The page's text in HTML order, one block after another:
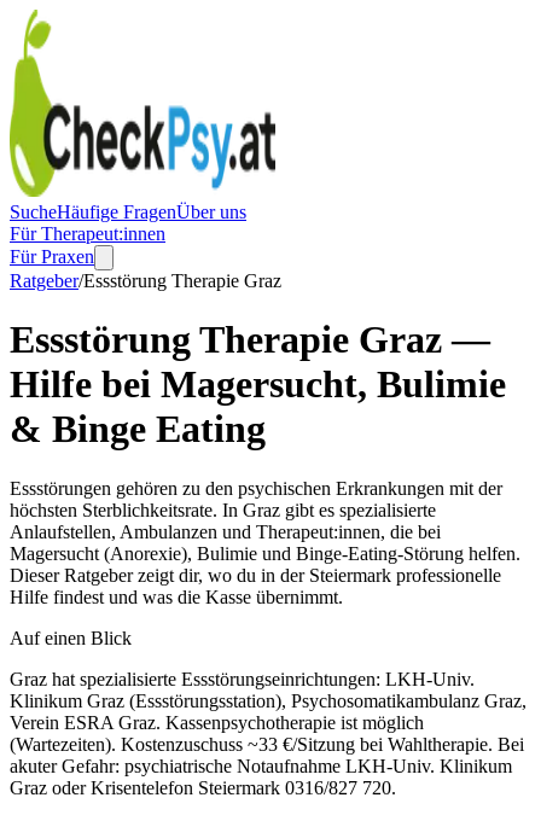
SucheHäufige FragenÜber uns
Für Therapeut:innen
Für Praxen
Ratgeber/Essstörung Therapie Graz
Essstörung Therapie Graz —
Hilfe bei Magersucht, Bulimie
& Binge Eating
Essstörungen gehören zu den psychischen Erkrankungen mit der
höchsten Sterblichkeitsrate. In Graz gibt es spezialisierte
Anlaufstellen, Ambulanzen und Therapeut:innen, die bei
Magersucht (Anorexie), Bulimie und Binge-Eating-Störung helfen.
Dieser Ratgeber zeigt dir, wo du in der Steiermark professionelle
Hilfe findest und was die Kasse übernimmt.
Auf einen Blick
Graz hat spezialisierte Essstörungseinrichtungen: LKH-Univ.
Klinikum Graz (Essstörungsstation), Psychosomatikambulanz Graz,
Verein ESRA Graz. Kassenpsychotherapie ist möglich
(Wartezeiten). Kostenzuschuss ~33 €/Sitzung bei Wahltherapie. Bei
akuter Gefahr: psychiatrische Notaufnahme LKH-Univ. Klinikum
Graz oder Krisentelefon Steiermark 0316/827 720.